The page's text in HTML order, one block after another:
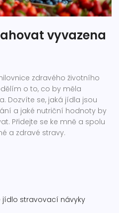
vyvazena
zdravého životního
o to, co by měla
Dozvíte se, jaká jídla jsou
a jaké nutriční hodnoty by
Přidejte se ke mně a spolu
a zdravé stravy.
jídlo stravovací návyky